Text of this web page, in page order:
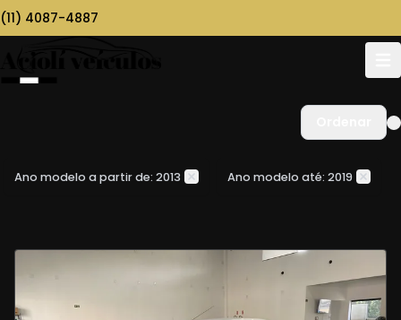
(11) 4087-4887
Ano modelo a partir de: 2013 Ano modelo até: 2019